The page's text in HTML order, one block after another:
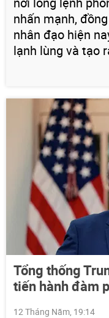
nhấn mạnh,
nhân đạo hiện
lạnh lùng và tạo
Tổng thống
tiến hành đàm
12 Tháng Năm, 19:14